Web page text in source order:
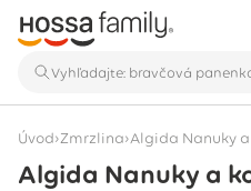
Úvod›Zmrzlina›Algida Nanuky
Algida Nanuky a